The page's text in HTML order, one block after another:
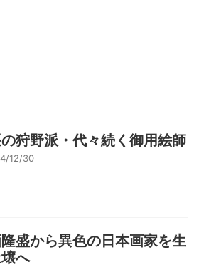
狩野派・代々続く御用絵師
12/30
盛から異色の日本画家を生
へ